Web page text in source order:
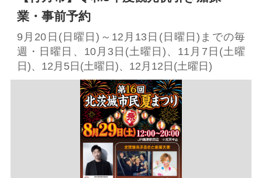
業・事前予約
9月20日(日曜日)～12月13日(日曜日)までの毎
週・日曜日、10月3日(土曜日)、11月7日(土曜
日)、12月5日(土曜日)、12月12日(土曜日)